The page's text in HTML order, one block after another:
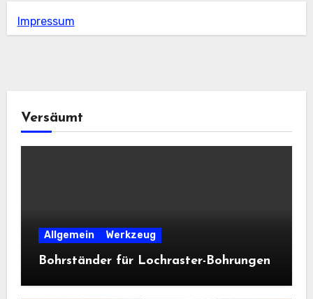
Impressum
Versäumt
Allgemein Werkzeug
Bohrständer für Lochraster-Bohrungen